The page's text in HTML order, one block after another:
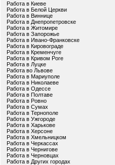
Работа в Киеве
Работа в Белой Церкви
Работа в Виннице
Работа в Днепропетровске
Работа в Житомире
Работа в Запорожье
Работа в Ивано-Франковске
Работа в Кировограде
Работа в Кременчуге
Работа в Кривом Роге
Работа в Луцке
Работа во Львове
Работа в Мариуполе
Работа в Николаеве
Работа в Одессе
Работа в Полтаве
Работа в Ровно
Работа в Сумах
Работа в Тернополе
Работа в Ужгороде
Работа в Харькове
Работа в Херсоне
Работа в Хмельницком
Работа в Черкассах
Работа в Чернигове
Работа в Черновцах
Работа в Других городах